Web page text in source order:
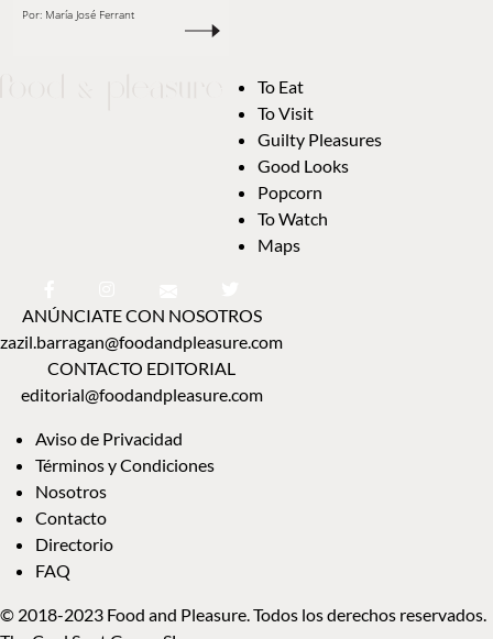
Por: María José Ferrant
To Eat
To Visit
Guilty Pleasures
Good Looks
Popcorn
To Watch
Maps
ANÚNCIATE CON NOSOTROS
zazil.barragan@foodandpleasure.com
CONTACTO EDITORIAL
editorial@foodandpleasure.com
Aviso de Privacidad
Términos y Condiciones
Nosotros
Contacto
Directorio
FAQ
© 2018-2023 Food and Pleasure. Todos los derechos reservados.